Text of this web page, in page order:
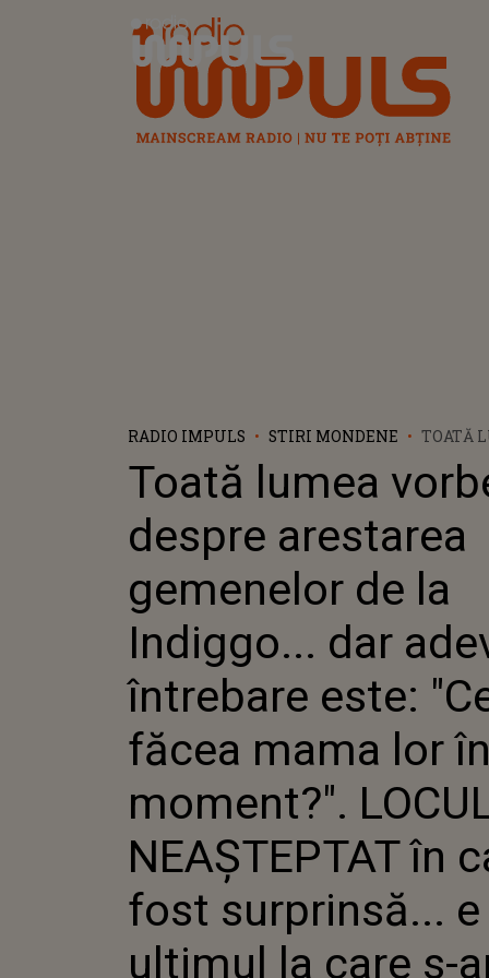
Radio Impuls
RADIO IMPULS STIRI MONDENE
TOATĂ
FĂCEA
ACEL
LOCUL
CARE A
Toată lumea
despre arestarea
gemenelor de la
Indiggo... dar
întrebare este:
făcea mama lor
moment?".
NEAȘTEPTAT în
fost surprinsă... e
ultimul la care s-